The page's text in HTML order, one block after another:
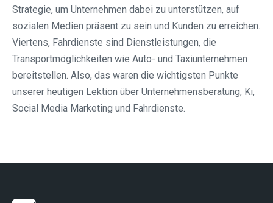
Strategie, um Unternehmen dabei zu unterstützen, auf
sozialen Medien präsent zu sein und Kunden zu erreichen.
Viertens, Fahrdienste sind Dienstleistungen, die
Transportmöglichkeiten wie Auto- und Taxiunternehmen
bereitstellen. Also, das waren die wichtigsten Punkte
unserer heutigen Lektion über Unternehmensberatung, Ki,
Social Media Marketing und Fahrdienste.